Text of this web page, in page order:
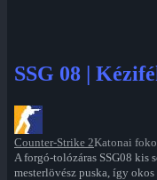
SSG 08 |
Counter-Strike 2Katonai
A forgó-tolózáras SSG08 kis
mesterlövész puska, így